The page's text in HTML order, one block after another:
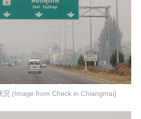
況 (Image from Check in Chiangmai)